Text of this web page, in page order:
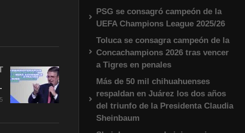
Ebrard
PSG se consagró campeón de la
UEFA Champions League 2025/26
Toluca se consagra campeón de la
Concachampions 2026 tras vencer
a Tigres en penales
Más de 50 mil chihuahuenses
respaldan en Juárez los dos años
del triunfo de la Presidenta Claudia
Sheinbaum